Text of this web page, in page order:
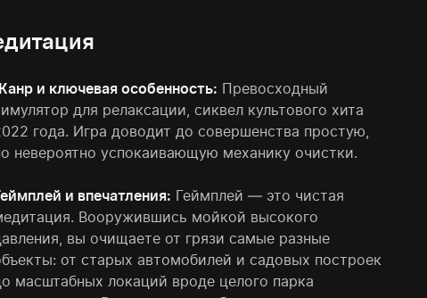
и ключевая особенность: Превосходный
для релаксации, сиквел культового хита
года. Игра доводит до совершенства простую,
невероятно успокаивающую механику очистки.
и впечатления: Геймплей — это чистая
Вооружившись мойкой высокого
вы очищаете от грязи самые разные
от старых автомобилей и садовых построек
масштабных локаций вроде целого парка